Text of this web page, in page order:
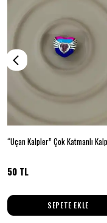
50 TL
SEPETE EKLE